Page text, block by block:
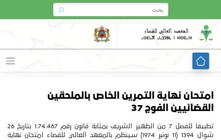
content
امتحان نهاية التمرين الخاص بالملحقين
القضائيين الفوج 37
تطبيقا للفصل 7 من الظهير الشريف بمثابة قانون رقم 1.74.467 بتاريخ 26
شوال 1394 (11 نونبر 1974) سينظم بالمعهد العالي للقضاء امتحان نهاية